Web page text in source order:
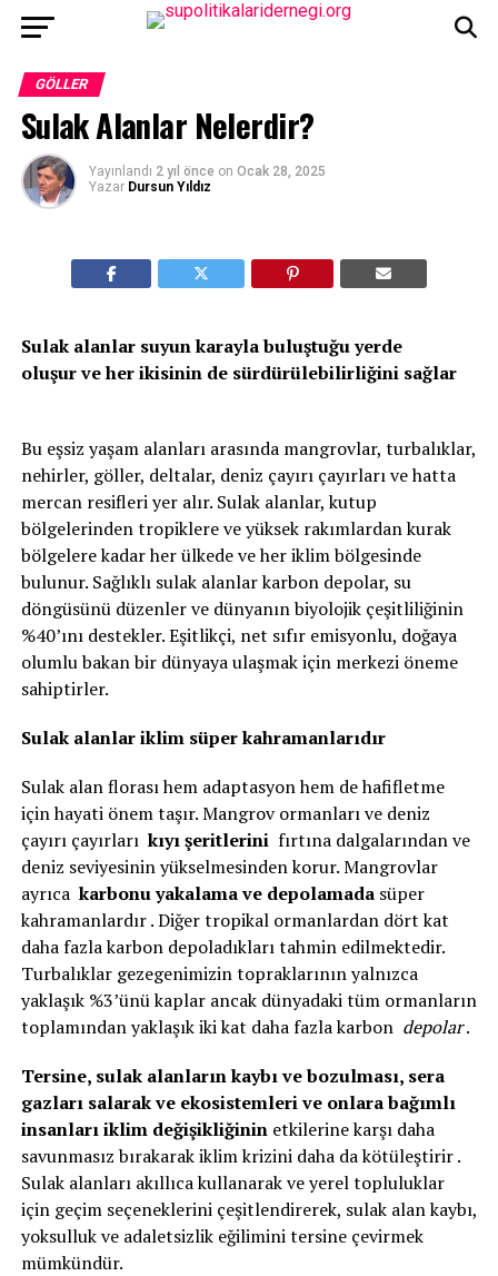
GÖLLER
Sulak Alanlar Nelerdir?
Yayınlandı 2 yıl önce on Ocak 28, 2025
Yazar Dursun Yıldız
Sulak alanlar suyun karayla buluştuğu yerde
oluşur ve her ikisinin de sürdürülebilirliğini sağlar
Bu eşsiz yaşam alanları arasında mangrovlar, turbalıklar,
nehirler, göller, deltalar, deniz çayırı çayırları ve hatta
mercan resifleri yer alır. Sulak alanlar, kutup
bölgelerinden tropiklere ve yüksek rakımlardan kurak
bölgelere kadar her ülkede ve her iklim bölgesinde
bulunur. Sağlıklı sulak alanlar karbon depolar, su
döngüsünü düzenler ve dünyanın biyolojik çeşitliliğinin
%40’ını destekler. Eşitlikçi, net sıfır emisyonlu, doğaya
olumlu bakan bir dünyaya ulaşmak için merkezi öneme
sahiptirler.
Sulak alanlar iklim süper kahramanlarıdır
Sulak alan florası hem adaptasyon hem de hafifletme
için hayati önem taşır. Mangrov ormanları ve deniz
çayırı çayırlarıkıyı şeritlerinifırtına dalgalarından ve
deniz seviyesinin yükselmesinden korur. Mangrovlar
ayrıcakarbonu yakalama ve depolamadasüper
kahramanlardır . Diğer tropikal ormanlardan dört kat
daha fazla karbon depoladıkları tahmin edilmektedir.
Turbalıklar gezegenimizin topraklarının yalnızca
yaklaşık %3’ünü kaplar ancak dünyadaki tüm ormanların
toplamından yaklaşık iki kat daha fazla karbon depolar.
Tersine, sulak alanların kaybı ve bozulması, sera
gazları salarak ve ekosistemleri ve onlara bağımlı
insanları iklim değişikliğininetkilerine karşı daha
savunmasız bırakarak iklim krizini daha da kötüleştirir .
Sulak alanları akıllıca kullanarak ve yerel topluluklar
için geçim seçeneklerini çeşitlendirerek, sulak alan kaybı,
yoksulluk ve adaletsizlik eğilimini tersine çevirmek
mümkündür.